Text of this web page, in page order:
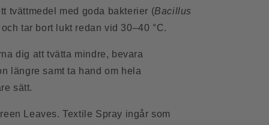
tvättmedel med goda bakterier (Bacillus
tar bort lukt redan vid 30–40 °C.
dig att tvätta mindre, bevara
längre samt ta hand om hela
sätt.
Leaves. Textile Spray ingår som